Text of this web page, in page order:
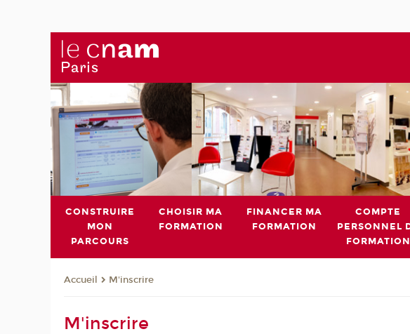
CONSTRUIRE
MON
PARCOURS
CHOISIR MA
FORMATION
FINANCER MA
FORMATION
COMPTE
PERSONNEL
FORMATION
Accueil M'inscrire
M'inscrire